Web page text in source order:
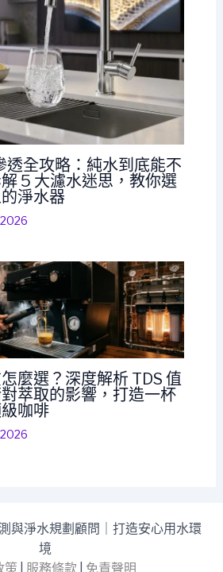
透全攻略：純水到底能不
5 大濾水迷思，教你選
淨水器
麼選？深度解析 TDS 值
萃取的影響，打造一杯
咖啡
與淨水規劃顧問｜打造安心用水環
境
策
服務條款 免責聲明